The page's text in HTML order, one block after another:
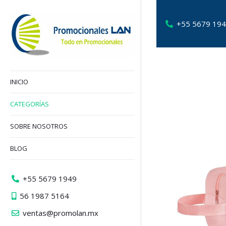
+55 5679
INICIO
CATEGORÍAS
SOBRE NOSOTROS
BLOG
+55 5679 1949
56 1987 5164
ventas@promolan.mx